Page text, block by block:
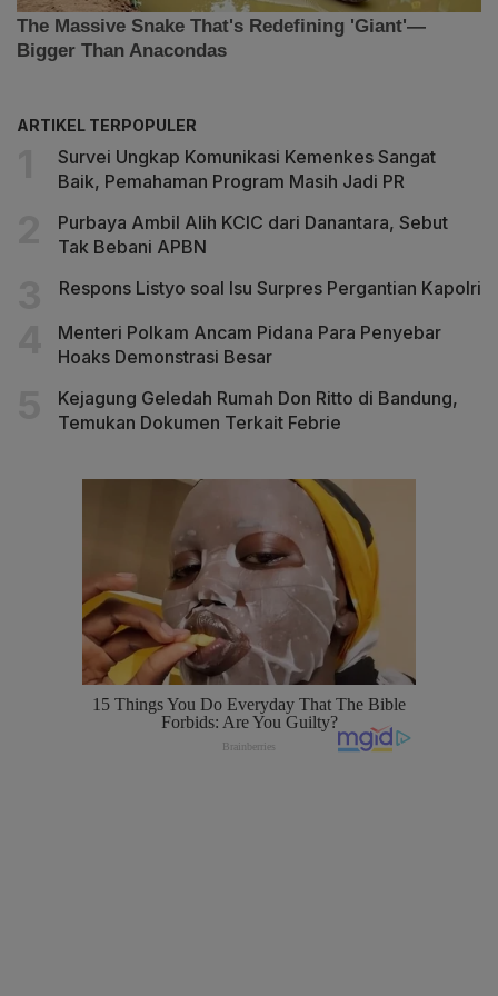
ARTIKEL TERPOPULER
Survei Ungkap Komunikasi Kemenkes Sangat
Baik, Pemahaman Program Masih Jadi PR
Purbaya Ambil Alih KCIC dari Danantara, Sebut
Tak Bebani APBN
Respons Listyo soal Isu Surpres Pergantian Kapolri
Menteri Polkam Ancam Pidana Para Penyebar
Hoaks Demonstrasi Besar
Kejagung Geledah Rumah Don Ritto di Bandung,
Temukan Dokumen Terkait Febrie